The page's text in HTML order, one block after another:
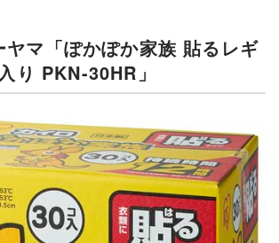
ヤマ「ぽかぽか家族 貼るレギ
り PKN-30HR」​